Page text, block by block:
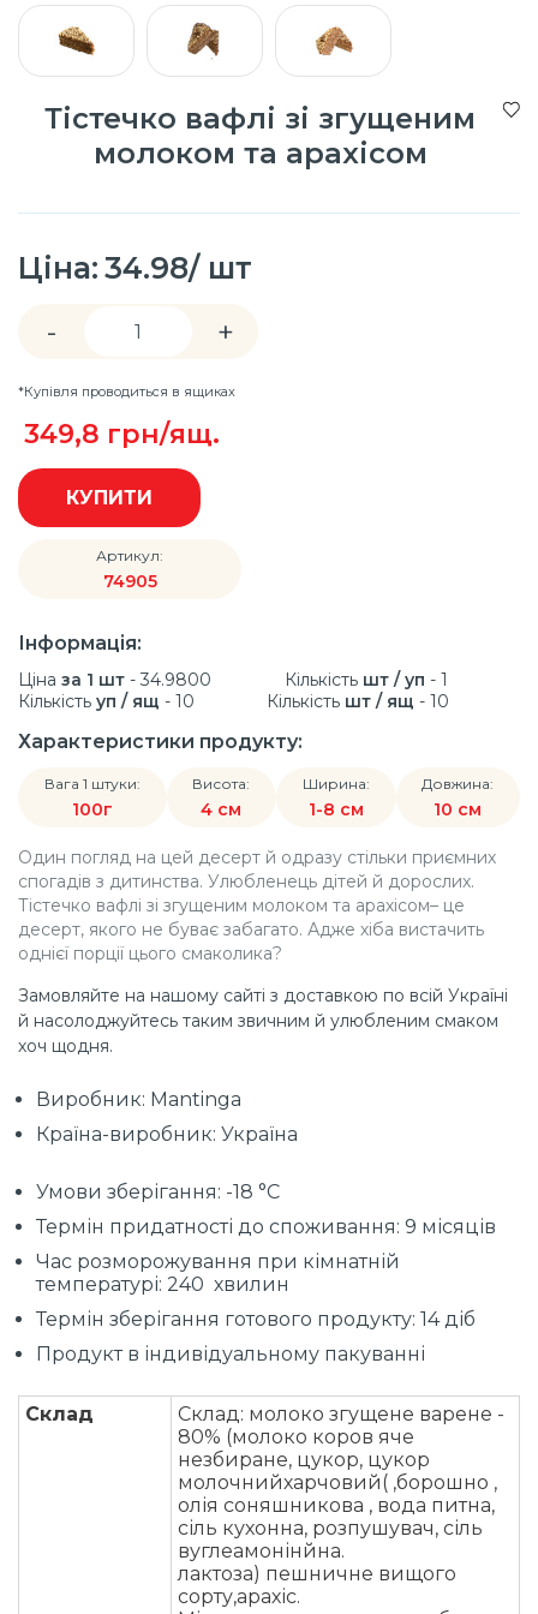
Тістечко вафлі зі згущеним
молоком та арахісом
Ціна: 34.98/ шт
- +
*Купівля проводиться в ящиках
349,8 грн/ящ.
КУПИТИ
Артикул:
74905
Інформація:
Ціна за 1 шт - 34.9800 Кількість шт / уп - 1
Кількість уп / ящ - 10 Кількість шт / ящ - 10
Характеристики продукту:
Вага 1 штуки:
100г
Висота:
4 см
Ширина:
1-8 см
Довжина:
10 см
Один погляд на цей десерт й одразу стільки приємних
спогадів з дитинства. Улюбленець дітей й дорослих.
Тістечко вафлі зі згущеним молоком та арахісом– це
десерт, якого не буває забагато. Адже хіба вистачить
однієї порції цього смаколика?
Замовляйте на нашому сайті з доставкою по всій Україні
й насолоджуйтесь таким звичним й улюбленим смаком
хоч щодня.
Виробник: Mantinga
Країна-виробник: Україна
Умови зберігання: -18 °C
Термін придатності до споживання: 9 місяців
Час розморожування при кімнатній
температурі: 240 хвилин
Термін зберігання готового продукту: 14 діб
Продукт в індивідуальному пакуванні
Склад
Склад: молоко згущене варене -
80% (молоко коров яче
незбиране, цукор, цукор
молочнийхарчовий( ,борошно ,
олія соняшникова , вода питна,
сіль кухонна, розпушувач, сіль
вуглеамонінйна.
лактоза) пешничне вищого
сорту,арахіс.